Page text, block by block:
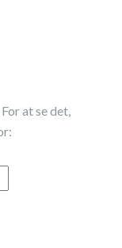
at se det,